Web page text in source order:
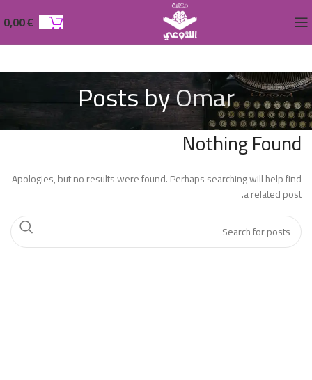
0,00€
Posts byOmar
Nothing Found
Apologies, but no results were found. Perhaps searching will help find
a related post.